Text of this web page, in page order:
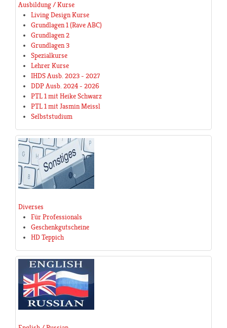
Ausbildung / Kurse
Living Design Kurse
Grundlagen 1 (Rave ABC)
Grundlagen 2
Grundlagen 3
Spezialkurse
Lehrer Kurse
IHDS Ausb. 2023 - 2027
DDP Ausb. 2024 - 2026
PTL 1 mit Heike Schwarz
PTL 1 mit Jasmin Meissl
Selbststudium
Diverses
Für Professionals
Geschenkgutscheine
HD Teppich